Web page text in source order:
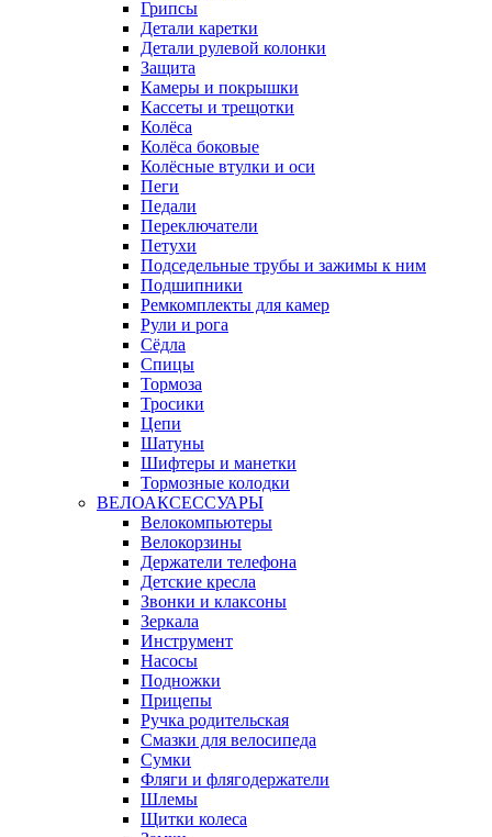
Грипсы
Детали каретки
Детали рулевой колонки
Защита
Камеры и покрышки
Кассеты и трещотки
Колёса
Колёса боковые
Колёсные втулки и оси
Пеги
Педали
Переключатели
Петухи
Подседельные трубы и зажимы к ним
Подшипники
Ремкомплекты для камер
Рули и рога
Сёдла
Спицы
Тормоза
Тросики
Цепи
Шатуны
Шифтеры и манетки
Тормозные колодки
ВЕЛОАКСЕССУАРЫ
Велокомпьютеры
Велокорзины
Держатели телефона
Детские кресла
Звонки и клаксоны
Зеркала
Инструмент
Насосы
Подножки
Прицепы
Ручка родительская
Смазки для велосипеда
Сумки
Фляги и флягодержатели
Шлемы
Щитки колеса